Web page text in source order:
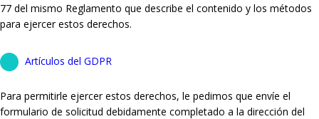
77 del mismo Reglamento que describe el contenido y los métodos
para ejercer estos derechos.
Artículos del GDPR
Para permitirle ejercer estos derechos, le pedimos que envíe el
formulario de solicitud debidamente completado a la dirección del